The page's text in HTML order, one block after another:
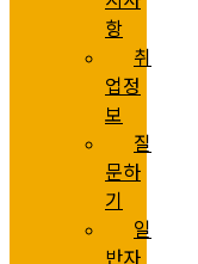
항
취
업정
보
질
문하
기
일
반자